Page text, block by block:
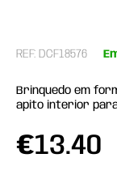
REF: DCF18576
Brinquedo em
apito interior
€13.40